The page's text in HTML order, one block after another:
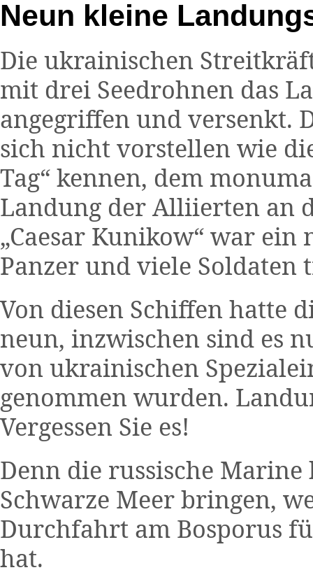
Neun kleine
Die ukrainischen
mit drei Seedrohnen das
angegriffen und versenkt.
sich nicht vorstellen wie
Tag“ kennen, dem
Landung der Alliierten an
„Caesar Kunikow“ war ein
Panzer und viele
Von diesen Schiffen hatte
neun, inzwischen sind es
von ukrainischen
genommen wurden.
Vergessen Sie es!
Denn die russische
Schwarze Meer bringen,
Durchfahrt am Bosporus
hat.